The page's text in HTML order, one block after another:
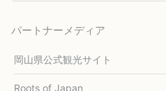
パートナーメディア
岡山県公式観光サイト
Roots of Japan